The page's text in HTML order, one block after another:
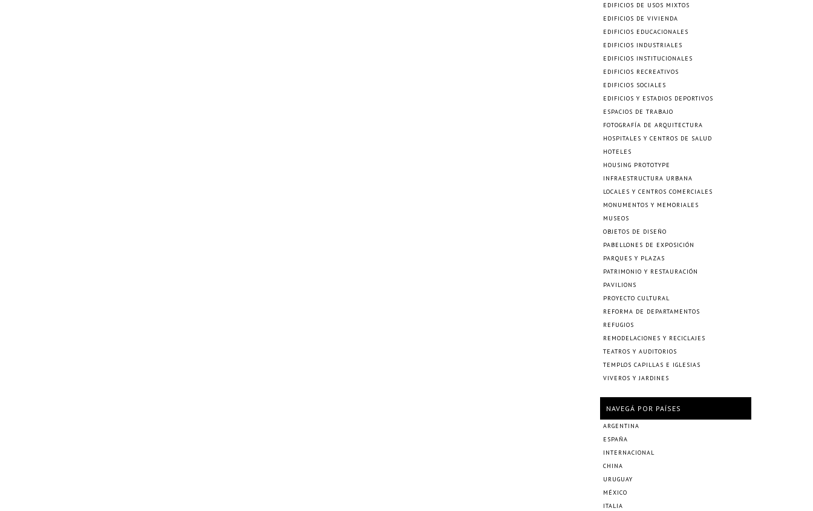
EDIFICIOS DE USOS MIXTOS
EDIFICIOS DE VIVIENDA
EDIFICIOS EDUCACIONALES
EDIFICIOS INDUSTRIALES
EDIFICIOS INSTITUCIONALES
EDIFICIOS RECREATIVOS
EDIFICIOS SOCIALES
EDIFICIOS Y ESTADIOS DEPORTIVOS
ESPACIOS DE TRABAJO
FOTOGRAFÍA DE ARQUITECTURA
HOSPITALES Y CENTROS DE SALUD
HOTELES
HOUSING PROTOTYPE
INFRAESTRUCTURA URBANA
LOCALES Y CENTROS COMERCIALES
MONUMENTOS Y MEMORIALES
MUSEOS
OBJETOS DE DISEÑO
PABELLONES DE EXPOSICIÓN
PARQUES Y PLAZAS
PATRIMONIO Y RESTAURACIÓN
PAVILIONS
PROYECTO CULTURAL
REFORMA DE DEPARTAMENTOS
REFUGIOS
REMODELACIONES Y RECICLAJES
TEATROS Y AUDITORIOS
TEMPLOS CAPILLAS E IGLESIAS
VIVEROS Y JARDINES
NAVEGÁ POR PAÍSES
ARGENTINA
ESPAÑA
INTERNACIONAL
CHINA
URUGUAY
MÉXICO
ITALIA